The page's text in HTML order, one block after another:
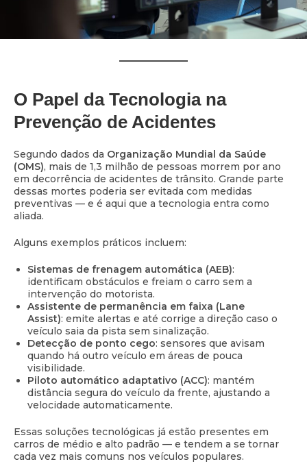
O Papel da Tecnologia na
Prevenção de Acidentes
Segundo dados da Organização Mundial da Saúde
(OMS), mais de 1,3 milhão de pessoas morrem por ano
em decorrência de acidentes de trânsito. Grande parte
dessas mortes poderia ser evitada com medidas
preventivas — e é aqui que a tecnologia entra como
aliada.
Alguns exemplos práticos incluem:
Sistemas de frenagem automática (AEB):
identificam obstáculos e freiam o carro sem a
intervenção do motorista.
Assistente de permanência em faixa (Lane
Assist): emite alertas e até corrige a direção caso o
veículo saia da pista sem sinalização.
Detecção de ponto cego: sensores que avisam
quando há outro veículo em áreas de pouca
visibilidade.
Piloto automático adaptativo (ACC): mantém
distância segura do veículo da frente, ajustando a
velocidade automaticamente.
Essas soluções tecnológicas já estão presentes em
carros de médio e alto padrão — e tendem a se tornar
cada vez mais comuns nos veículos populares.